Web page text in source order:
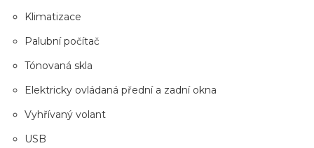
Klimatizace
Palubní počítač
Tónovaná skla
Elektricky ovládaná přední a zadní okna
Vyhřívaný volant
USB